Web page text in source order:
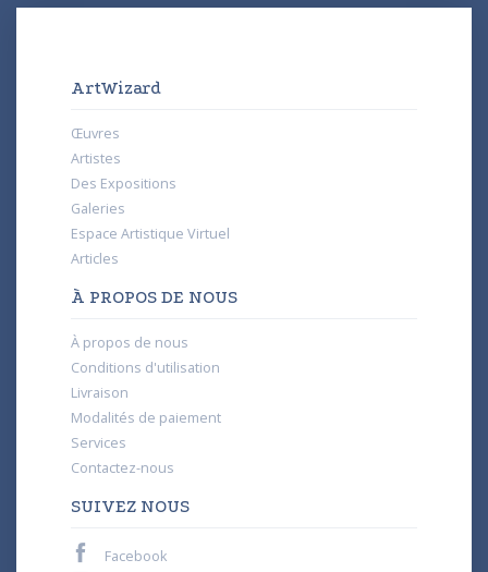
ArtWizard
Œuvres
Artistes
Des Expositions
Galeries
Espace Artistique Virtuel
Articles
À PROPOS DE NOUS
À propos de nous
Conditions d'utilisation
Livraison
Modalités de paiement
Services
Contactez-nous
SUIVEZ NOUS
Facebook